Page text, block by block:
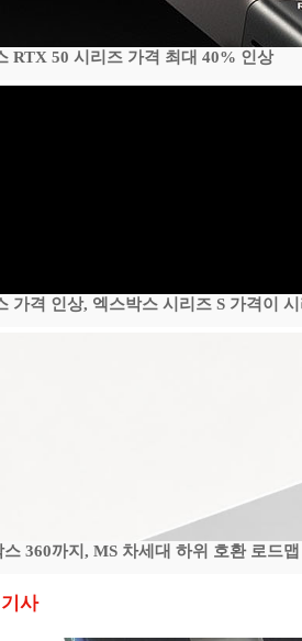
RTX 50 시리즈 가격 최대 40% 인상
가격 인상, 엑스박스 시리즈 S 가격이
360까지, MS 차세대 하위 호환 로드
사